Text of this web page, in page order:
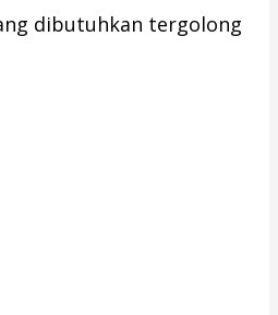
dibutuhkan tergolong